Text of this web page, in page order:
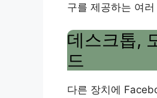
구를 제공하는 여
데스크톱,
드
다른 장치에